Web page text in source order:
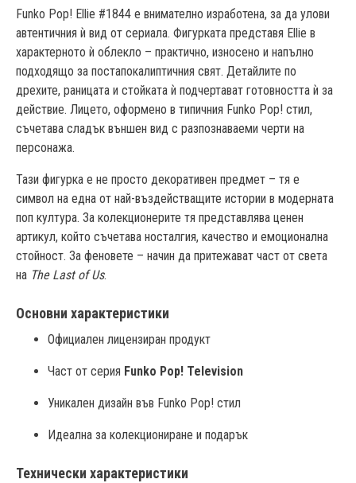
Funko Pop! Ellie #1844 е внимателно изработена, за да улови
автентичния ѝ вид от сериала. Фигурката представя Ellie в
характерното ѝ облекло – практично, износено и напълно
подходящо за постапокалиптичния свят. Детайлите по
дрехите, раницата и стойката ѝ подчертават готовността ѝ за
действие. Лицето, оформено в типичния Funko Pop! стил,
съчетава сладък външен вид с разпознаваеми черти на
персонажа.
Тази фигурка е не просто декоративен предмет – тя е
символ на една от най-въздействащите истории в модерната
поп култура. За колекционерите тя представлява ценен
артикул, който съчетава носталгия, качество и емоционална
стойност. За феновете – начин да притежават част от света
на The Last of Us.
Основни характеристики
Официален лицензиран продукт
Част от серия Funko Pop! Television
Уникален дизайн във Funko Pop! стил
Идеална за колекциониране и подарък
Технически характеристики